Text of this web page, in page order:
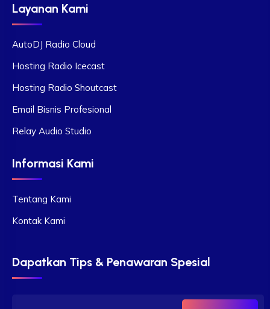
Layanan Kami
AutoDJ Radio Cloud
Hosting Radio Icecast
Hosting Radio Shoutcast
Email Bisnis Profesional
Relay Audio Studio
Informasi Kami
Tentang Kami
Kontak Kami
Dapatkan Tips & Penawaran Spesial